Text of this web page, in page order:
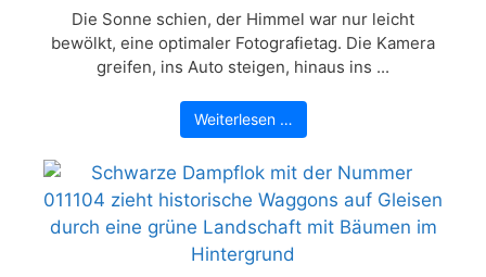
Die Sonne schien, der Himmel war nur leicht
bewölkt, eine optimaler Fotografietag. Die Kamera
greifen, ins Auto steigen, hinaus ins ...
Weiterlesen …